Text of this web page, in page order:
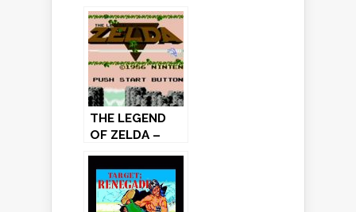
RISCOPRIRE
THE LEGEND
OF ZELDA –